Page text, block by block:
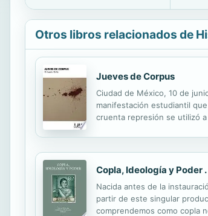
Otros libros relacionados de
Jueves de Corpus
Ciudad de México, 10 de
manifestación estudiantil
cruenta represión se utilizó
Copla, Ideología y Poder .
Nacida antes de la
partir de este singular
comprendemos como copla